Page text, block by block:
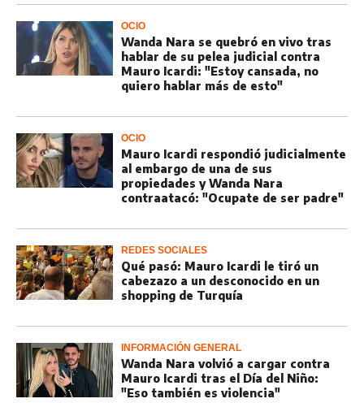
OCIO
Wanda Nara se quebró en vivo tras
hablar de su pelea judicial contra
Mauro Icardi: "Estoy cansada, no
quiero hablar más de esto"
OCIO
Mauro Icardi respondió judicialmente
al embargo de una de sus
propiedades y Wanda Nara
contraatacó: "Ocupate de ser padre"
REDES SOCIALES
Qué pasó: Mauro Icardi le tiró un
cabezazo a un desconocido en un
shopping de Turquía
INFORMACIÓN GENERAL
Wanda Nara volvió a cargar contra
Mauro Icardi tras el Día del Niño:
"Eso también es violencia"